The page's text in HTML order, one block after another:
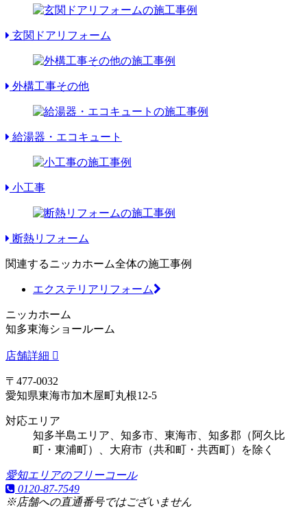
玄関ドアリフォーム
外構工事その他
給湯器・エコキュート
小工事
断熱リフォーム
関連するニッカホーム全体の施工事例
エクステリアリフォーム
ニッカホーム
知多東海ショールーム
店舗詳細
〒477-0032
愛知県東海市加木屋町丸根12-5
対応エリア
知多半島エリア、知多市、東海市、知多郡（阿久比
町・東浦町）、大府市（共和町・共西町）を除く
愛知エリアのフリーコール
0120-87-7549
※店舗への直通番号ではございません